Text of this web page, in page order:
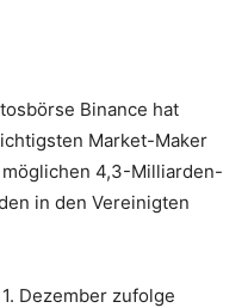
Binance hat
Market-Maker
4,3-Milliarden-
in den Vereinigten
Dezember zufolge